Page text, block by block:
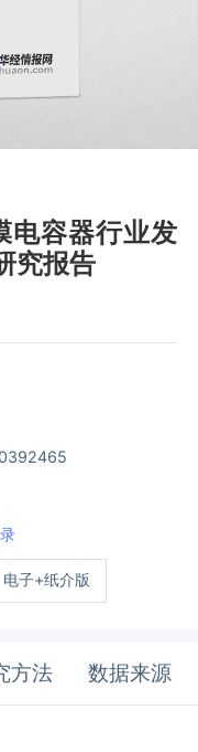
容器行业发
究报告
电子+纸介版
方法 数据来源